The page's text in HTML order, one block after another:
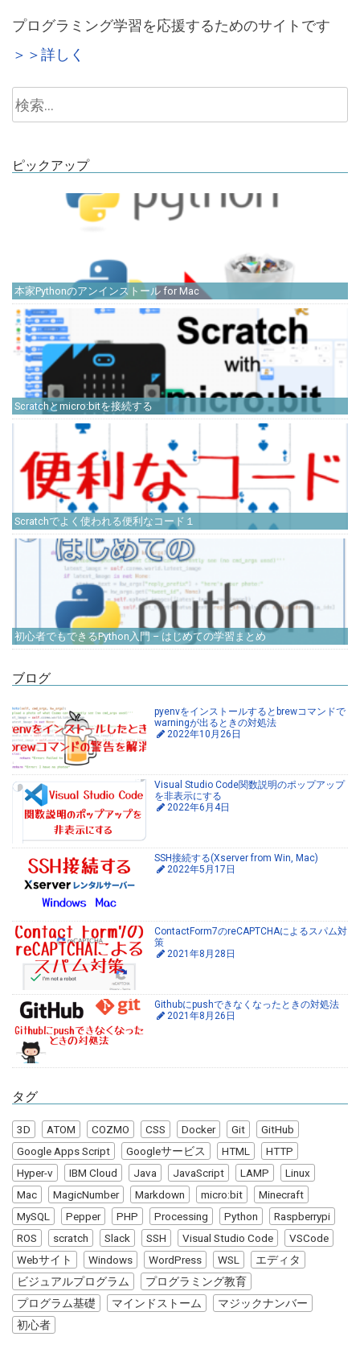
プログラミング学習を応援するためのサイトです
＞＞詳しく
検
索:
ピックアップ
本家Pythonのアンインストール for Mac
Scratchとmicro:bitを接続する
Scratchでよく使われる便利なコード１
初心者でもできるPython入門 – はじめての学習まとめ
ブログ
pyenvをインストールするとbrewコマンドで
warningが出るときの対処法
2022年10月26日
Visual Studio Code関数説明のポップアップ
を非表示にする
2022年6月4日
SSH接続する(Xserver from Win, Mac)
2022年5月17日
ContactForm7のreCAPTCHAによるスパム対
策
2021年8月28日
Githubにpushできなくなったときの対処法
2021年8月26日
タグ
3D ATOM COZMO CSS Docker Git
GitHub
Google Apps Script
Googleサービス HTML
HTTP
Hyper-v
IBM Cloud Java JavaScript LAMP
Linux
Mac
MagicNumber Markdown micro:bit
Minecraft
MySQL
Pepper PHP Processing Python
Raspberrypi
ROS
scratch Slack SSH Visual Studio Code
VSCode
Webサイト
Windows WordPress WSL
エディタ
ビジュアルプログラム
プログラミング教育
プログラム基礎
マインドストーム
マジックナンバー
初心者